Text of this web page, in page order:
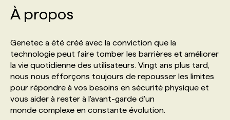
PRIX ET DISTINCTIONS
TENDANCES
ÉVÉNEMENTIEL
NOS AUTEUR‧RICES
FAQ
ANNONCEZ AVEC NOUS
FORMATIONS PERSONNALISÉES
NOS FORMATEUR‧RICES
POURQUOI CHOISIR NOS FORMATIONS
NOS TARIFS
NOS TARIFS
NOS EXPERTISES
FAQ
ANNONCEZ AVEC NOUS
À propos
Genetec a été créé avec la conviction que la
technologie peut faire tomber les barrières et améliorer
la vie quotidienne des utilisateurs. Vingt ans plus tard,
nous nous efforçons toujours de repousser les limites
pour répondre à vos besoins en sécurité physique et
vous aider à rester à l'avant-garde d'un
monde complexe en constante évolution.